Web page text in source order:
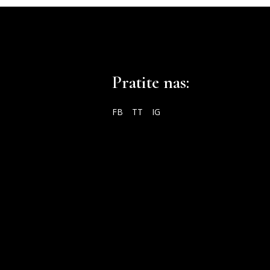
Pratite nas:
FB TT IG